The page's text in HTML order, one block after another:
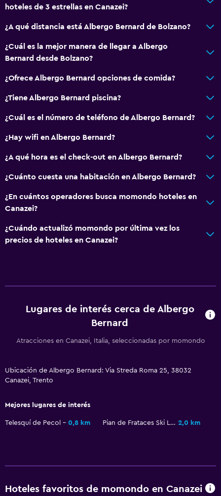
Comedor
Restaurante
Bar/lounge
Servicios y facilidades
Servicio de despertador
Caja fuerte
Sistema de entretenimiento
TV
Habitación
hoteles de 3 estrellas en Canazei?
¿A qué distancia está Albergo Bernard de Bolzano?
¿Cuál es la mejor manera de llegar a Albergo
Bernard desde Bolzano?
¿Ofrece Albergo Bernard opciones de comida?
¿Tiene Albergo Bernard piscina?
¿Cuál es el número de teléfono de Albergo Bernard?
¿Hay wifi en Albergo Bernard?
¿A qué hora es el check-out en Albergo Bernard?
¿Cuánto cuesta una habitación en Albergo Bernard?
¿En cuántos operadores busca momondo hoteles en
Canazei?
¿Cuándo actualizó momondo por última vez los
precios de hoteles en Canazei?
Lugares de interés cerca de Albergo
Bernard
Atracciones en Canazei, Italia, seleccionadas por momondo
Ubicación de Albergo Bernard: Via Streda Roma 25, 38032
Canazei, Trento
Mejores lugares de interés
Telesquí de Pecol 0,8 km Pian de Frataces Ski Lift 2,0 km
Hoteles favoritos de momondo en Canazei